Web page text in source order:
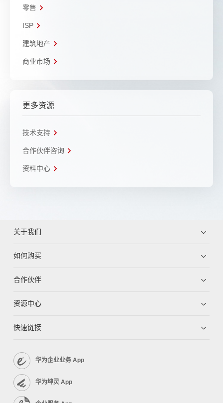
零售
ISP
建筑地产
商业市场
更多资源
技术支持
合作伙伴咨询
资料中心
关于我们
如何购买
合作伙伴
资源中心
快速链接
华为企业业务 App
华为坤灵 App